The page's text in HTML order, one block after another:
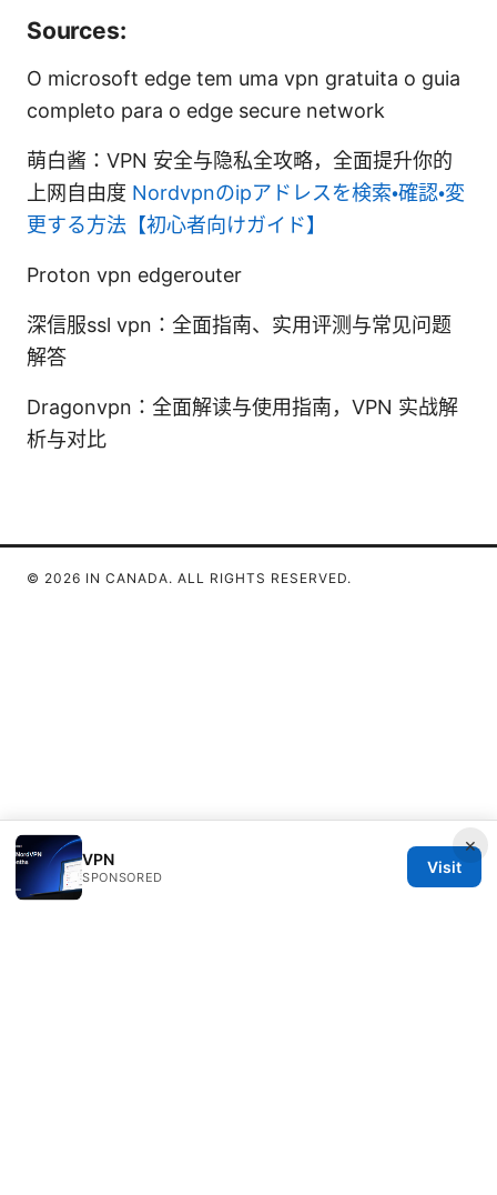
Sources:
O microsoft edge tem uma vpn gratuita o guia
completo para o edge secure network
萌白酱：VPN 安全与隐私全攻略，全面提升你的
上网自由度 Nordvpnのipアドレスを検索・確認・変
更する方法【初心者向けガイド】
Proton vpn edgerouter
深信服ssl vpn：全面指南、实用评测与常见问题
解答
Dragonvpn：全面解读与使用指南，VPN 实战解
析与对比
×
VPN
SPONSORED
Visit
© 2026 IN CANADA. ALL RIGHTS RESERVED.